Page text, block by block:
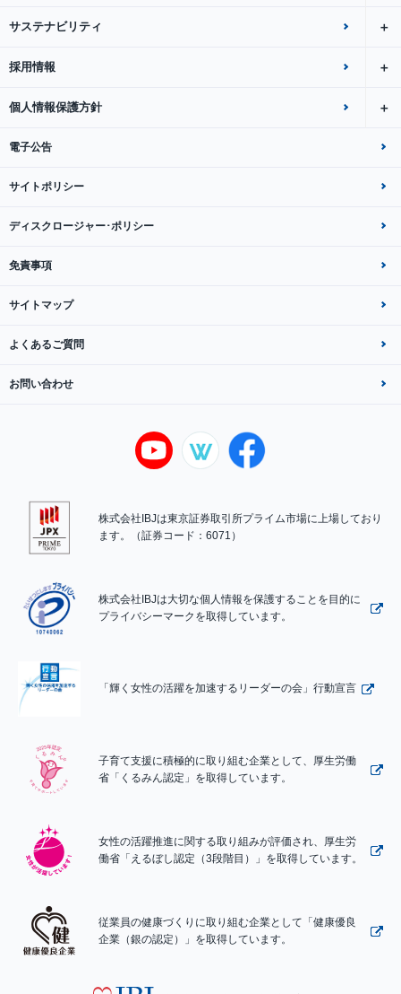
サステナビリティ
採用情報
個人情報保護方針
電子公告
サイトポリシー
ディスクロージャー･ポリシー
免責事項
サイトマップ
よくあるご質問
お問い合わせ
株式会社IBJは東京証券取引所プライム市場に上場しており
ます。（証券コード：6071）
株式会社IBJは大切な個人情報を保護することを目的に
プライバシーマークを取得しています。
「輝く女性の活躍を加速するリーダーの会」行動宣言
子育て支援に積極的に取り組む企業として、厚生労働
省「くるみん認定」を取得しています。
女性の活躍推進に関する取り組みが評価され、厚生労
働省「えるぼし認定（3段階目）」を取得しています。
従業員の健康づくりに取り組む企業として「健康優良
企業（銀の認定）」を取得しています。